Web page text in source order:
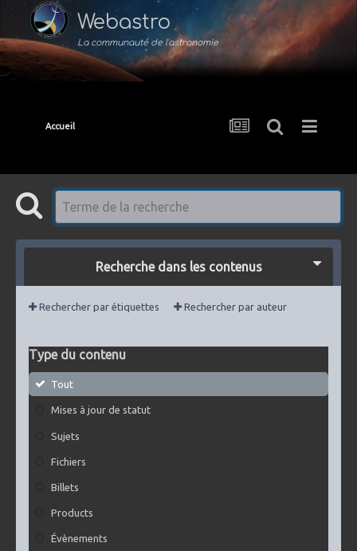
Webastro
La communauté de l'astronomie
Accueil
Recherche dans les contenus
Rechercher par étiquettes Rechercher par auteur
Type du contenu
Tout
Mises à jour de statut
Sujets
Fichiers
Billets
Products
Évènements